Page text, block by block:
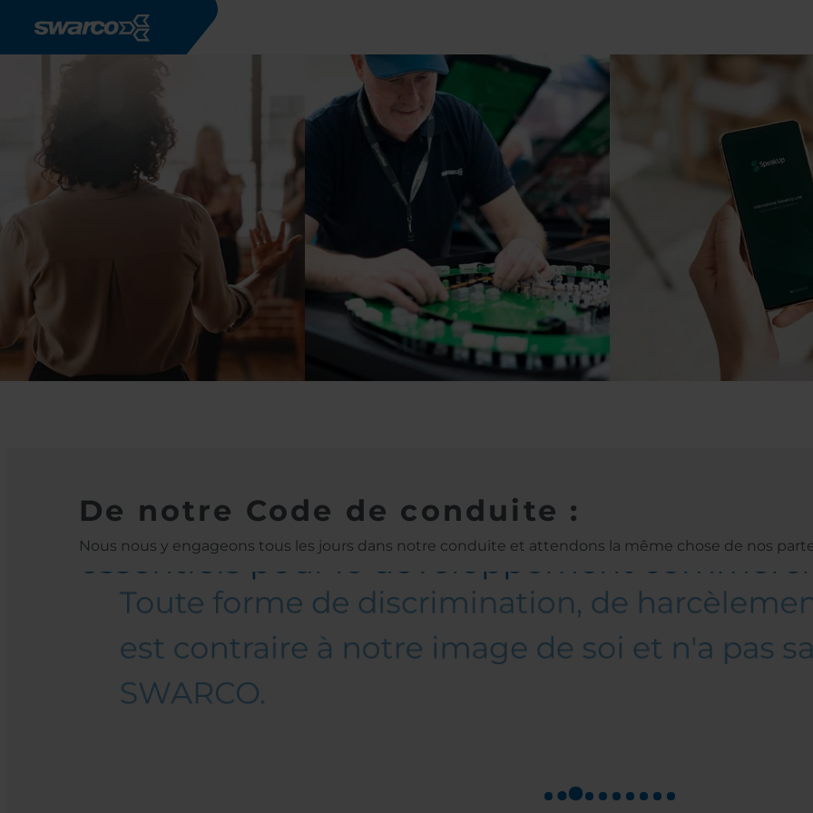
De notre Code de conduite :
Nous nous y engageons tous les jours dans notre conduite et attendons la même chose de nos
Nous respectons nos employés en tant que
essentiels pour le développement